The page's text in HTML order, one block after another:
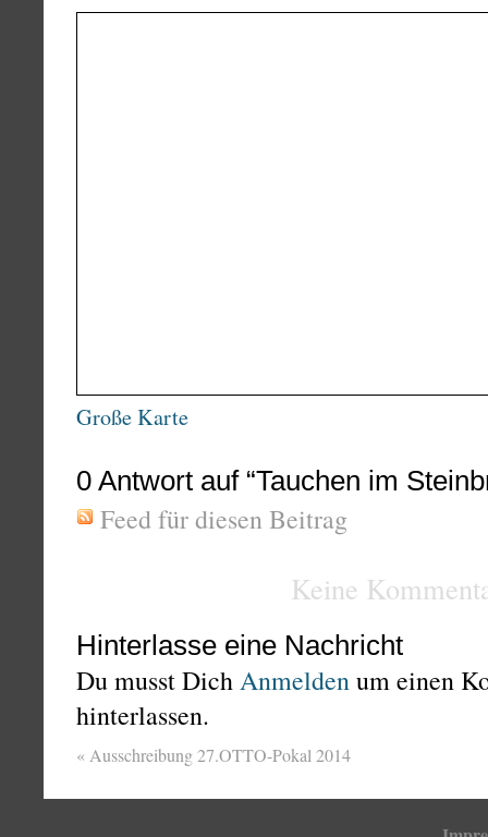
Große Karte
0 Antwort auf “Tauchen im
Feed für diesen Beitrag
Keine
Hinterlasse eine Nachricht
Du musst DichAnmeldenum einen
hinterlassen.
« Ausschreibung 27.OTTO-Pokal 2014